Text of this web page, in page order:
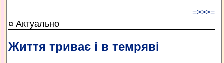
=>>>=
¤ Актуально
Життя триває і в темряві